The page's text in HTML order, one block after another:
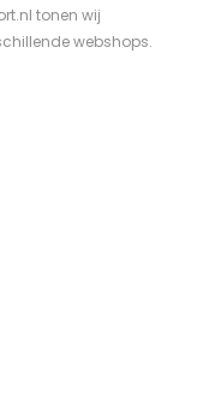
tonen wij
webshops.